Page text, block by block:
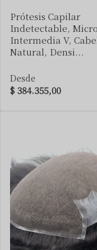
Prótesis Capilar
Indetectable,
Intermedia V,
Natural, Densi...
Desde
$ 384.355,00